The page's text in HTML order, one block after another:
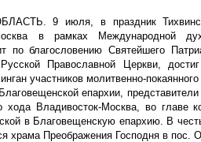
9 июля, в праздник
в рамках Международной
по благословению Святейшего
Русской Православной Церкви,
участников молитвенно-
епархии,
хода Владивосток-Москва, во
в Благовещенскую епархию. В
храма Преображения Господня в пос.